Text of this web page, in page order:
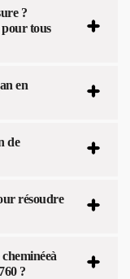
?
tous
en
de
résoudre
?